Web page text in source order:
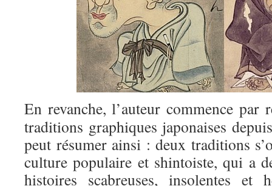
En revanche, l’auteur commence par
traditions graphiques japonaises
peut résumer ainsi : deux traditions
culture populaire et shintoiste, qui a
histoires scabreuses, insolentes et